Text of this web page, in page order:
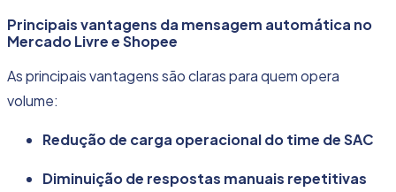
Principais vantagens da mensagem automática no
Mercado Livre e Shopee
As principais vantagens são claras para quem opera
volume:
Redução de carga operacional do time de SAC
Diminuição de respostas manuais repetitivas